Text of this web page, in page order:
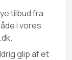
tilbud fra
i vores
glip af et